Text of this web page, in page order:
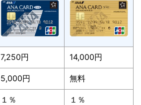
7,250円 14,000円
5,000円 無料
１％ １％